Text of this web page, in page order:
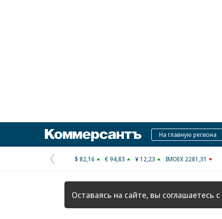
КоммерсантъНа главную региона
Предыдущая
страница
$ 82,16 € 94,83 ¥ 12,23 IMOEX 2281,31
Оставаясь на сайте, вы соглашаетесь с